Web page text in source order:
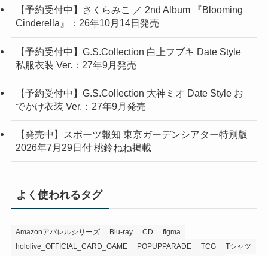
【予約受付中】さくらみこ ／ 2nd Album 『Blooming
Cinderella』：26年10月14日発売
【予約受付中】G.S.Collection 白上フブキ Date Style
私服衣装 Ver.：27年9月発売
【予約受付中】G.S.Collection 大神ミオ Date Style お
でかけ衣装 Ver.：27年9月発売
【発売中】スポーツ報知 東京ガーデンシアター特別版
2026年7月29日付 桃鈴ねね掲載
よく使われるタグ
Amazonアパレルシリーズ Blu-ray CD
figma
hololive_OFFICIAL_CARD_GAME
POPUPPARADE TCG
Tシャツ